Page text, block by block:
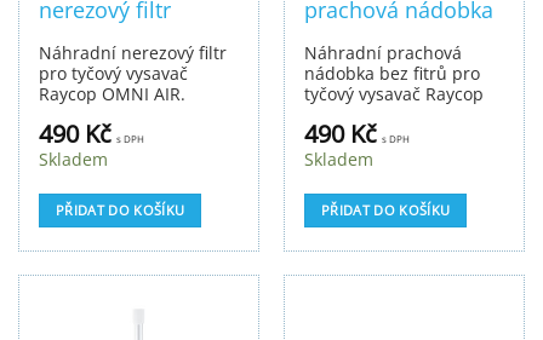
nerezový filtr
Náhradní nerezový filtr
pro tyčový vysavač
Raycop OMNI AIR.
490 Kč s DPH
Skladem
PŘIDAT DO KOŠÍKU
prachová nádobka
Náhradní prachová
nádobka bez fitrů pro
tyčový vysavač Raycop
obsahuje 1 ks.
490 Kč s DPH
Skladem
PŘIDAT DO KOŠÍKU